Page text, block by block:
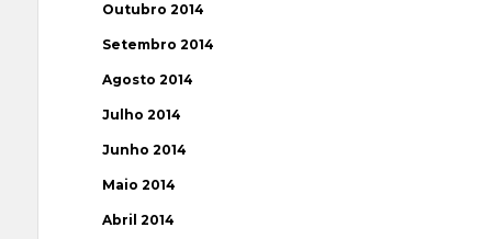
Outubro 2014
Setembro 2014
Agosto 2014
Julho 2014
Junho 2014
Maio 2014
Abril 2014